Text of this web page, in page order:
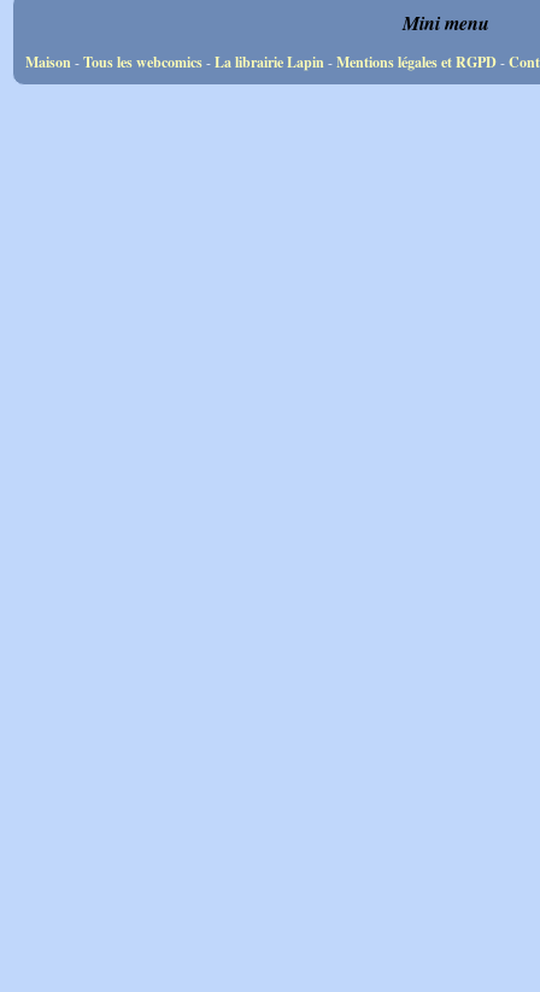
Mini menu
Maison-Tous les webcomics-La librairie Lapin-Mentions légales et RGPD-